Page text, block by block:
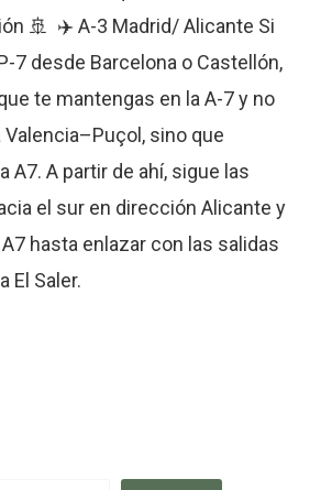
🚢 ✈️ A-3 Madrid/ Alicante Si
7 desde Barcelona o Castellón,
te mantengas en la A-7 y no
sino que
A7. A partir de ahí, sigue las
el sur en dirección Alicante y
hasta enlazar con las salidas
El Saler.